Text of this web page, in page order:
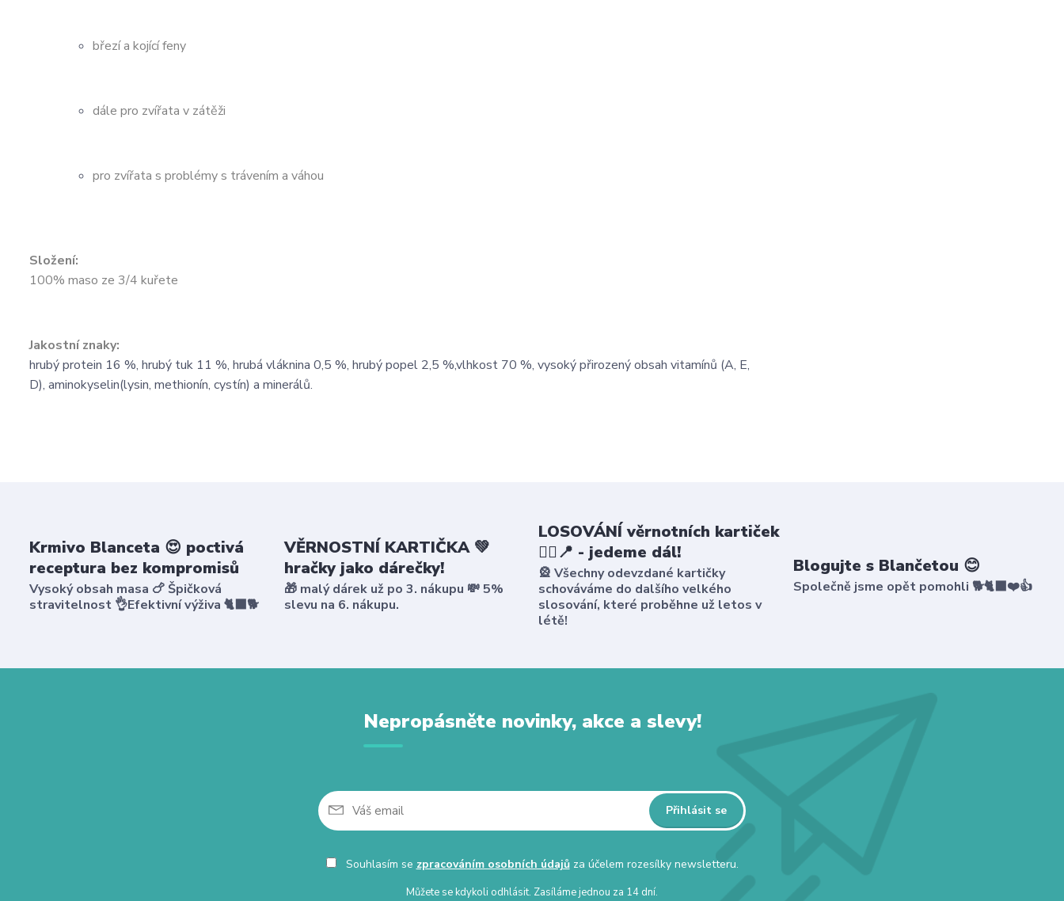
březí a kojící feny
dále pro zvířata v zátěži
pro zvířata s problémy s trávením a váhou
Složení:
100% maso ze 3/4 kuřete
Jakostní znaky:
hrubý protein 16 %, hrubý tuk 11 %, hrubá vláknina 0,5 %, hrubý popel 2,5 %,vlhkost 70 %, vysoký přirozený obsah vitamínů (A, E,
D), aminokyselin(lysin, methionín, cystín) a minerálů.
Krmivo Blanceta 😍 poctivá
receptura bez kompromisů
Vysoký obsah masa 🍗 Špičková
stravitelnost 👌Efektivní výživa 🐈‍⬛🐕
VĚRNOSTNÍ KARTIČKA 💚
hračky jako dárečky!
🎁 malý dárek už po 3. nákupu 💸 5%
slevu na 6. nákupu.
LOSOVÁNÍ věrnotních kartiček
🤸‍♀️📍 - jedeme dál!
🎡 Všechny odevzdané kartičky
schováváme do dalšího velkého
slosování, které proběhne už letos v
létě!
Blogujte s Blančetou 😊
Společně jsme opět pomohli 🐕🐈‍⬛❤️👍
Nepropásněte novinky, akce a slevy!
Přihlásit se
Souhlasím se zpracováním osobních údajůza účelem rozesílky newsletteru.
Můžete se kdykoli odhlásit. Zasíláme jednou za 14 dní.